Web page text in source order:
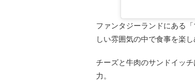
ファンタジーランドにある
しい雰囲気の中で食事を楽し
チーズと牛肉のサンドイッ
力。